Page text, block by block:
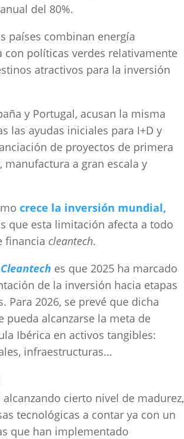
del 80%.
países combinan energía
políticas verdes relativamente
atractivos para la inversión
y Portugal, acusan la misma
las ayudas iniciales para I+D y
de proyectos de primera
manufactura a gran escala y
crece la inversión mundial,
que esta limitación afecta a todo
financia cleantech.
Cleantech es que 2025 ha marcado
de la inversión hacia etapas
Para 2026, se prevé que dicha
pueda alcanzarse la meta de
Ibérica en activos tangibles:
infraestructuras…
cierto nivel de madurez,
tecnológicas a contar ya con un
que han implementado